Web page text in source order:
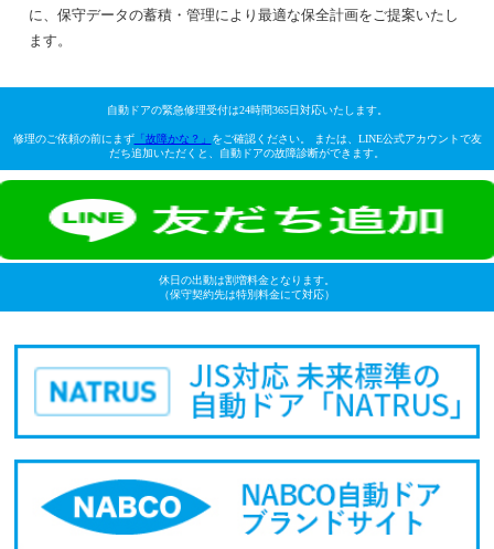
に、保守データの蓄積・管理により最適な保全計画をご提案いたし
ます。
自動ドアの緊急修理受付は24時間365日対応いたします。
修理のご依頼の前にまず「故障かな？」
をご確認ください。 または、LINE公式アカウントで友
だち追加いただくと、自動ドアの故障診断ができます。
休日の出動は割増料金となります。
（保守契約先は特別料金にて対応）